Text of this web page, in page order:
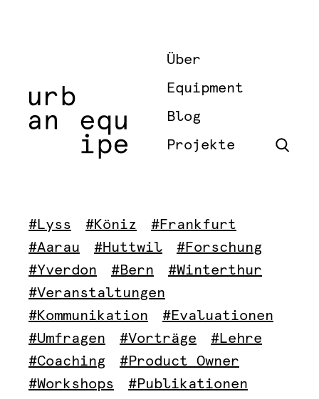
Über
Equipment
Blog
Projekte
#Lyss #Köniz
#Frankfurt
#Aarau
#Huttwil
#Forschung
#Yverdon
#Bern
#Winterthur
#Veranstaltungen
#Kommunikation
#Evaluationen
#Umfragen
#Vorträge
#Lehre
#Coaching
#Product Owner
#Workshops
#Publikationen